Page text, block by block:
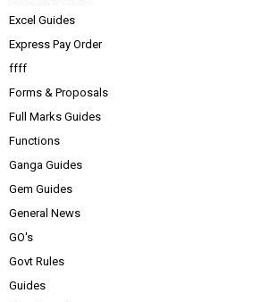
Excel Guides
Express Pay Order
ffff
Forms & Proposals
Full Marks Guides
Functions
Ganga Guides
Gem Guides
General News
GO's
Govt Rules
Guides